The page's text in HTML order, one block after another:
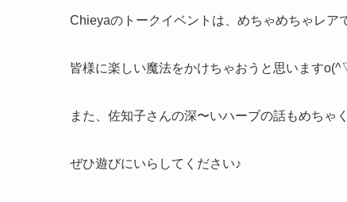
Chieyaのトークイベントは、めちゃめちゃレア
皆様に楽しい魔法をかけちゃおうと思います
また、佐知子さんの深〜いハーブの話もめちゃ
ぜひ遊びにいらしてください♪